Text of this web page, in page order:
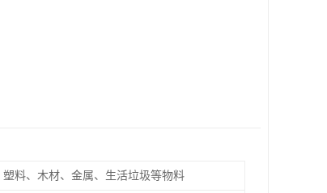
塑料、木材、金属、生活垃圾等物料